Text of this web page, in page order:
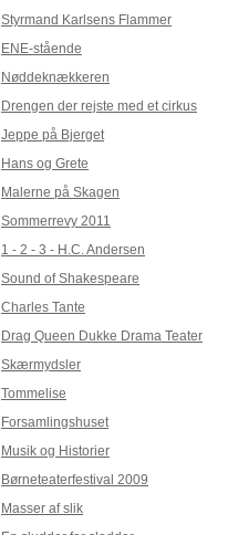
Styrmand Karlsens Flammer
ENE-stående
Nøddeknækkeren
Drengen der rejste med et cirkus
Jeppe på Bjerget
Hans og Grete
Malerne på Skagen
Sommerrevy 2011
1 - 2 - 3 - H.C. Andersen
Sound of Shakespeare
Charles Tante
Drag Queen Dukke Drama Teater
Skærmydsler
Tommelise
Forsamlingshuset
Musik og Historier
Børneteaterfestival 2009
Masser af slik